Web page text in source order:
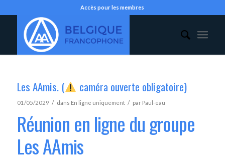
Accès pour les membres
Les AAmis. ( caméra ouverte obligatoire)
01/05/2029 / dans En ligne uniquement / par Paul-eau
Réunion en ligne du groupe
Les AAmis